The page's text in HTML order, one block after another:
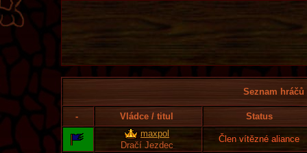
Seznam
- Vládce / titul
Status
maxpol
Dračí Jezdec
Člen vítězné aliance